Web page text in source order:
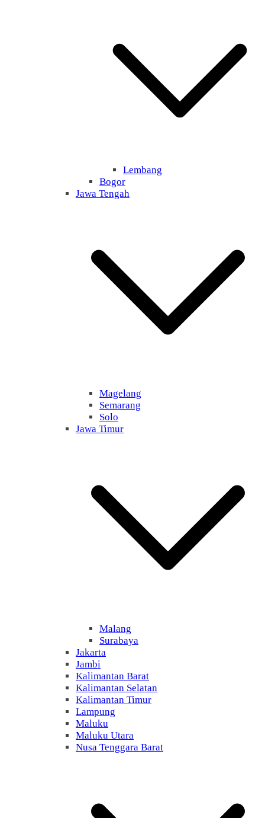
Lembang
Bogor
Jawa Tengah
Magelang
Semarang
Solo
Jawa Timur
Malang
Surabaya
Jakarta
Jambi
Kalimantan Barat
Kalimantan Selatan
Kalimantan Timur
Lampung
Maluku
Maluku Utara
Nusa Tenggara Barat